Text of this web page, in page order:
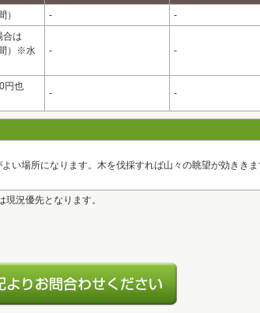
） - -
合は
）※水
- -
円也
- -
い場所になります。木を伐採すれば山々の眺望が効ききま
況優先となります。